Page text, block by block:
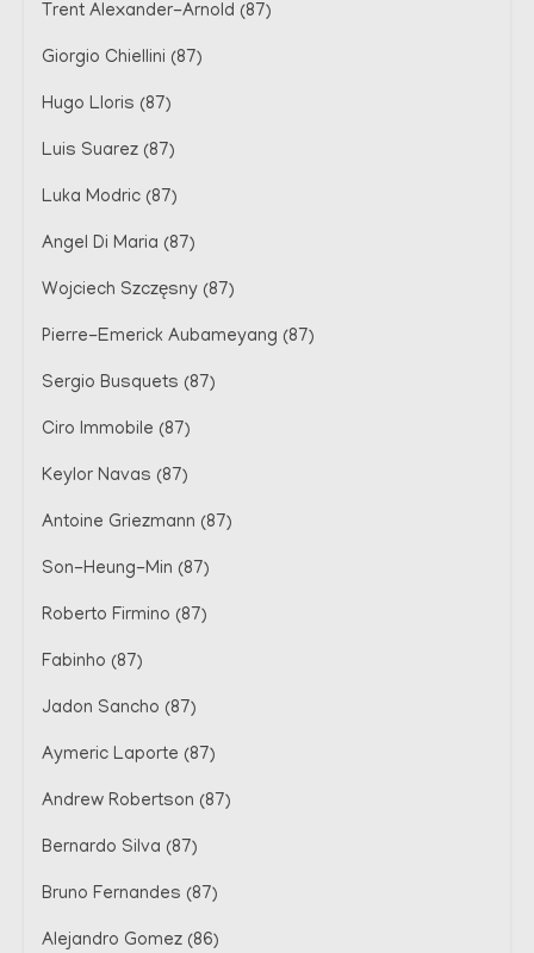
Trent Alexander-Arnold (87)
Giorgio Chiellini (87)
Hugo Lloris (87)
Luis Suarez (87)
Luka Modric (87)
Angel Di Maria (87)
Wojciech Szczęsny (87)
Pierre-Emerick Aubameyang (87)
Sergio Busquets (87)
Ciro Immobile (87)
Keylor Navas (87)
Antoine Griezmann (87)
Son-Heung-Min (87)
Roberto Firmino (87)
Fabinho (87)
Jadon Sancho (87)
Aymeric Laporte (87)
Andrew Robertson (87)
Bernardo Silva (87)
Bruno Fernandes (87)
Alejandro Gomez (86)